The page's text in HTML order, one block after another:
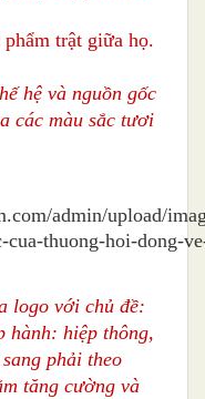
trật giữa họ.
hệ và nguồn gốc
các màu sắc tươi
logo với chủ đề:
hành: hiệp thông,
phải theo
tăng cường và